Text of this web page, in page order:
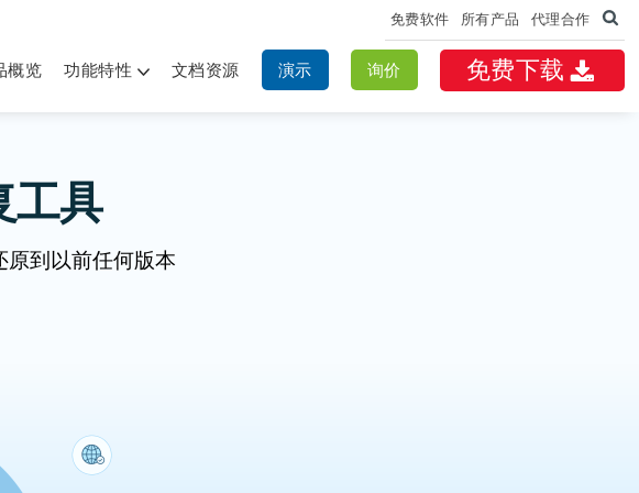
免费软件 所有产品 代理合作
免费下载
概览 功能特性 文档资源 演示 询价
工具
到以前任何版本